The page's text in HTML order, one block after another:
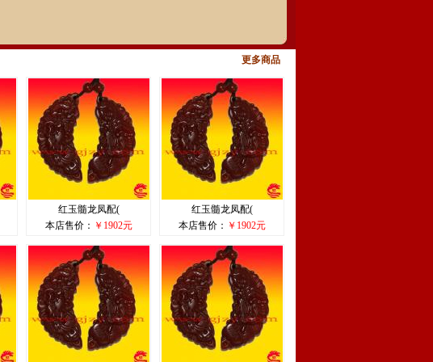
更多商品
红玉髓龙凤配(
本店售价： ￥1902元
红玉髓龙凤配(
本店售价： ￥1902元